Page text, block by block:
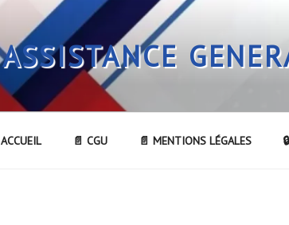
ASSISTANCE
ACCUEIL 📄 CGU 📄 MENTIONS LÉGALES